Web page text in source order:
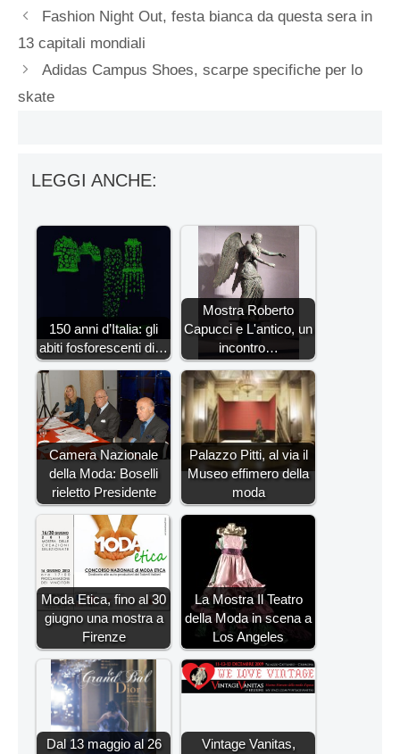
Fashion Night Out, festa bianca da questa sera in
13 capitali mondiali
Adidas Campus Shoes, scarpe specifiche per lo
skate
LEGGI ANCHE:
150 anni d’Italia: gli
abiti fosforescenti di…
Mostra Roberto
Capucci e L'antico, un
incontro…
Camera Nazionale
della Moda: Boselli
rieletto Presidente
Palazzo Pitti, al via il
Museo effimero della
moda
Moda Etica, fino al 30
giugno una mostra a
Firenze
La Mostra Il Teatro
della Moda in scena a
Los Angeles
Dal 13 maggio al 26
Vintage Vanitas,